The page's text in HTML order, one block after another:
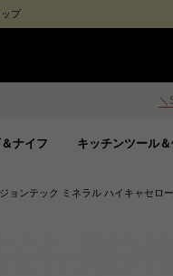
プ
＼
ナイフ キッチンツール
ョンテック ミネラル ハイキャセロ